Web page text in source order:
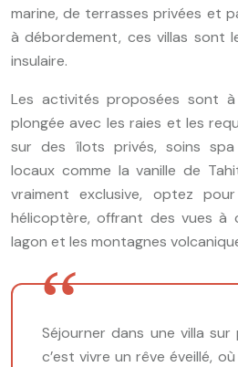
marine, de terrasses privées et
à débordement, ces villas sont
insulaire.
Les activités proposées sont
plongée avec les raies et les
sur des îlots privés, soins
locaux comme la vanille de
vraiment exclusive, optez
hélicoptère, offrant des vues à
lagon et les montagnes
Séjourner dans une villa
c’est vivre un rêve éveillé,